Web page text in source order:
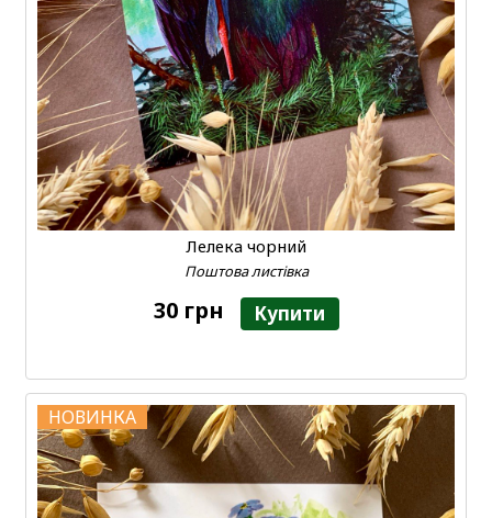
Лелека чорний
Поштова листівка
30 грн Купити
НОВИНКА